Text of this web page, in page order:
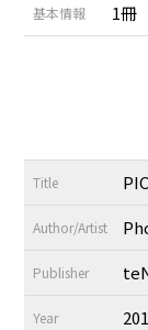
基本情報 1冊
Title
Author/Artist
Publisher
Year